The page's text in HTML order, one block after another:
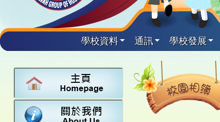
學校資料 通訊 學校發展
關於
學校資料
校長的話
學校
最新消息
學校發
計劃,報告及
主要
中文
英文
學生
學生支援組
言語能力提
興趣及
課後興趣班
校隊活動
學生得
25-26得獎
24-25得獎
校園
校園相簿
校園電台
學校附
家長教師會
校友會